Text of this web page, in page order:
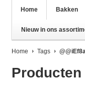
Home Bakken
Nieuw in ons
Home Tags
Producten